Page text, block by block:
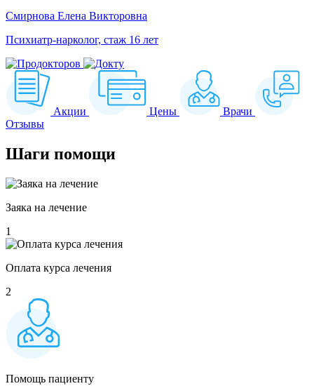
Смирнова Елена Викторовна
Психиатр-нарколог, стаж 16 лет
Акции Цены
Врачи
Отзывы
Шаги помощи
Заяка на лечение
1
Оплата курса лечения
2
Помощь пациенту